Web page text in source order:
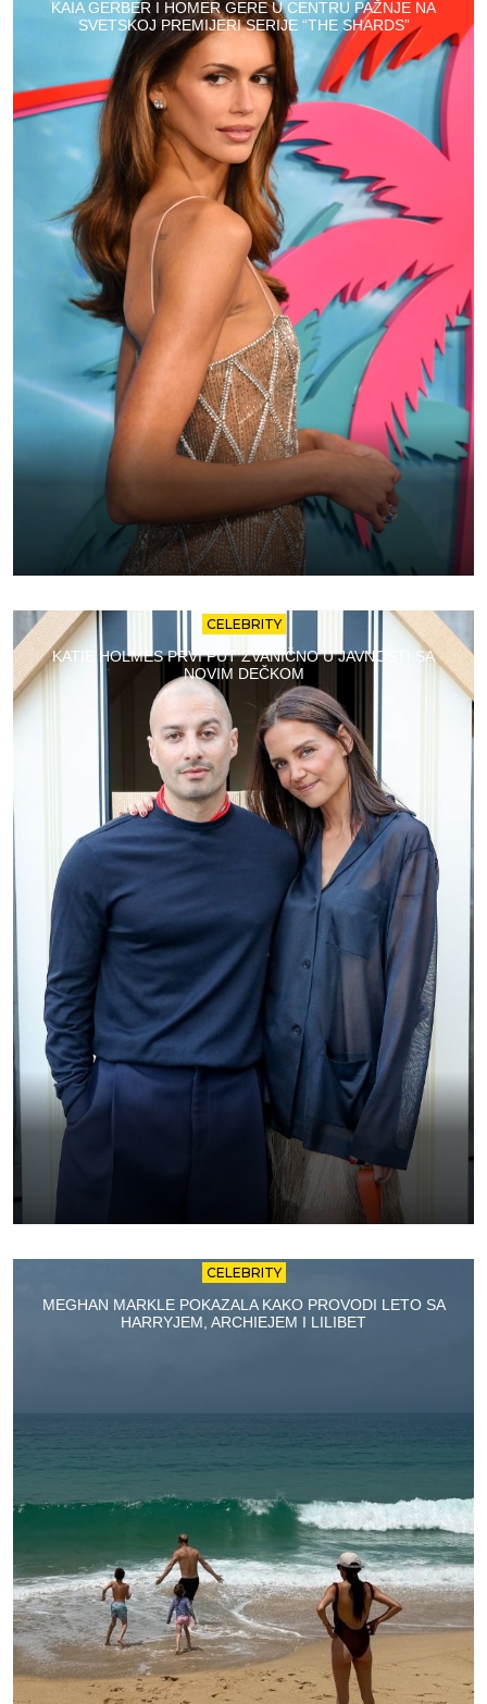
KAIA GERBER I HOMER GERE U CENTRU PAŽNJE NA
SVETSKOJ PREMIJERI SERIJE “THE SHARDS”
CELEBRITY
KATIE HOLMES PRVI PUT ZVANIČNO U JAVNOSTI SA
NOVIM DEČKOM
CELEBRITY
MEGHAN MARKLE POKAZALA KAKO PROVODI LETO SA
HARRYJEM, ARCHIEJEM I LILIBET